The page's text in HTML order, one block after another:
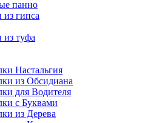
панно
гипса
туфа
Настальгия
из Обсидиана
для Водителя
с Буквами
из Дерева